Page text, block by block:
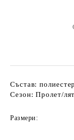
Състав:
Сезон: Пролет/
Размери: